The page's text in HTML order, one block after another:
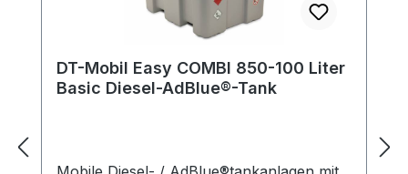
DT-Mobil Easy COMBI 850-100 Liter
Basic Diesel-AdBlue®-Tank